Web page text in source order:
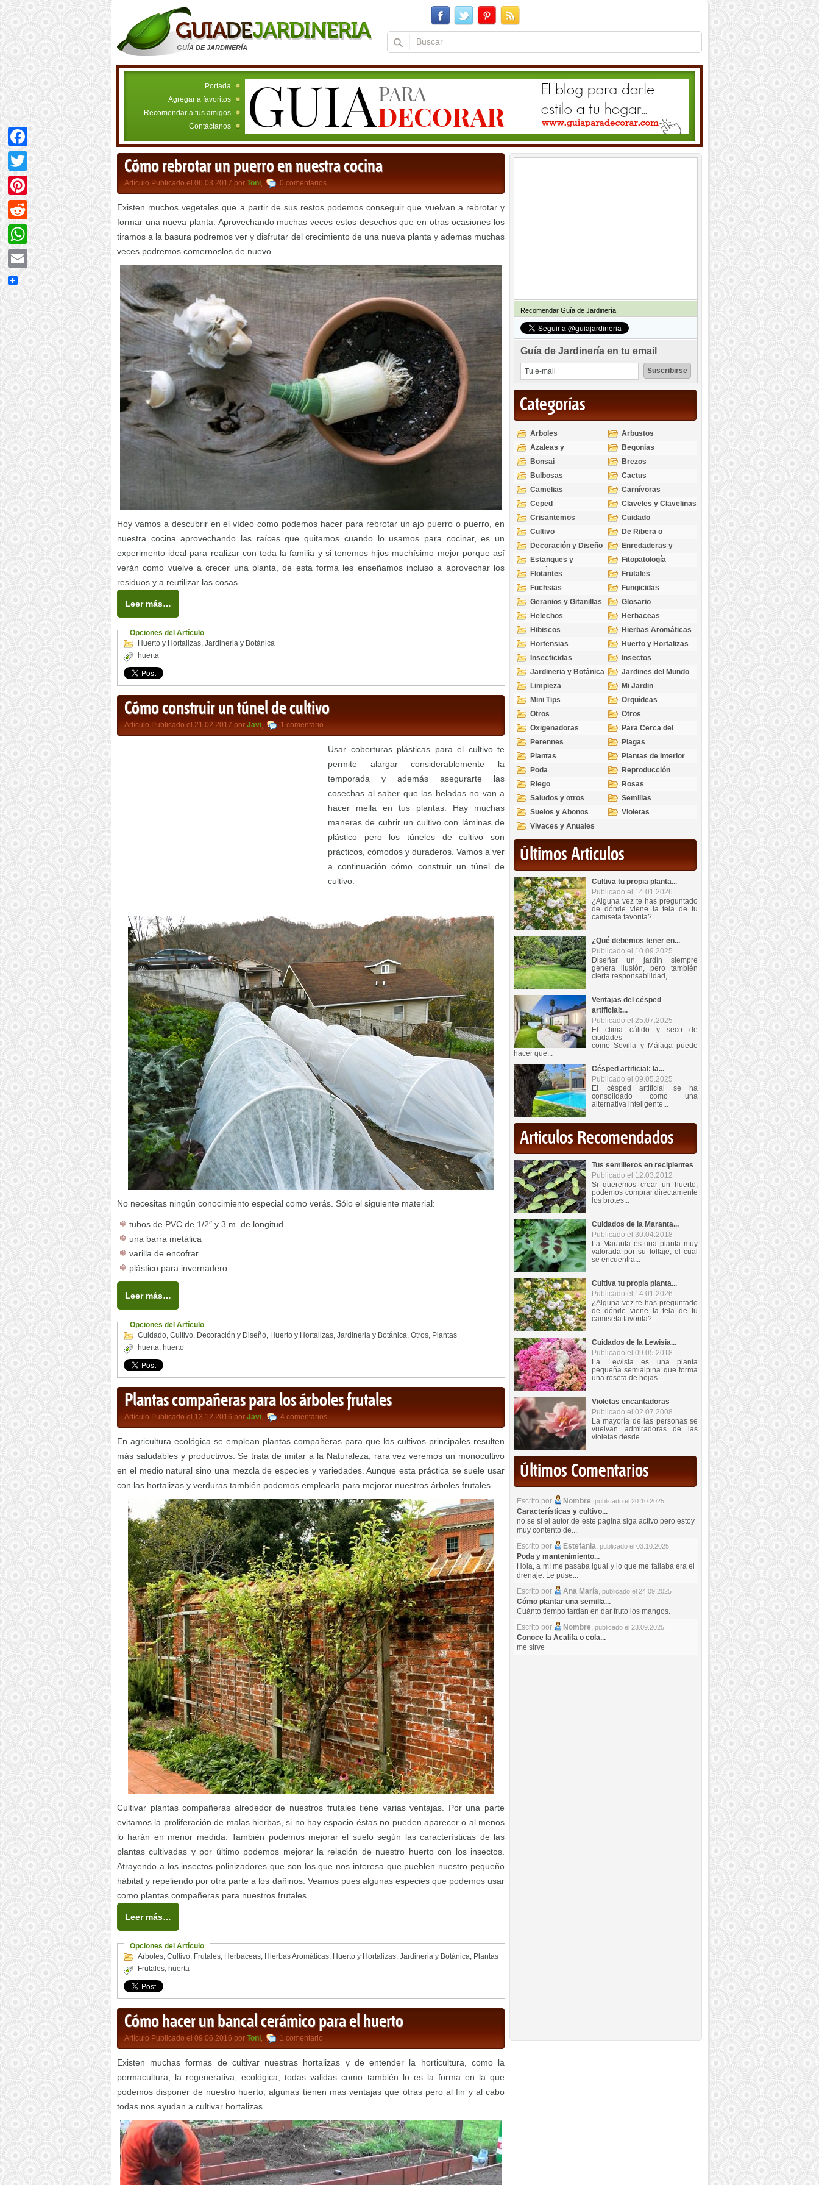
GUÍA DE JARDINERÍA
Portada
Agregar a favoritos
Recomendar a tus amigos
Contáctanos
Cómo rebrotar un puerro en nuestra cocina
Artículo Publicado el 06.03.2017 por Toni, 0 comentarios
Existen muchos vegetales que a partir de sus restos podemos conseguir que vuelvan a rebrotar y
formar una nueva planta. Aprovechando muchas veces estos desechos que en otras ocasiones los
tiramos a la basura podremos ver y disfrutar del crecimiento de una nueva planta y ademas muchas
veces podremos comernoslos de nuevo.
Hoy vamos a descubrir en el vídeo como podemos hacer para rebrotar un ajo puerro o puerro, en
nuestra cocina aprovechando las raíces que quitamos cuando lo usamos para cocinar, es un
experimento ideal para realizar con toda la familia y si tenemos hijos muchísimo mejor porque así
verán como vuelve a crecer una planta, de esta forma les enseñamos incluso a aprovechar los
residuos y a reutilizar las cosas.
Leer más…
Opciones del Artículo
Huerto y Hortalizas, Jardineria y Botánica
huerta
Cómo construir un túnel de cultivo
Artículo Publicado el 21.02.2017 por Javi, 1 comentario
Usar coberturas plásticas para el cultivo te
permite alargar considerablemente la
temporada y además asegurarte las
cosechas al saber que las heladas no van a
hacer mella en tus plantas. Hay muchas
maneras de cubrir un cultivo con láminas de
plástico pero los túneles de cultivo son
prácticos, cómodos y duraderos. Vamos a ver
a continuación cómo construir un túnel de
cultivo.
No necesitas ningún conocimiento especial como verás. Sólo el siguiente material:
tubos de PVC de 1/2″ y 3 m. de longitud
una barra metálica
varilla de encofrar
plástico para invernadero
Leer más…
Opciones del Artículo
Cuidado, Cultivo, Decoración y Diseño, Huerto y Hortalizas, Jardineria y Botánica, Otros, Plantas
huerta, huerto
Plantas compañeras para los árboles frutales
Artículo Publicado el 13.12.2016 por Javi, 4 comentarios
En agricultura ecológica se emplean plantas compañeras para que los cultivos principales resulten
más saludables y productivos. Se trata de imitar a la Naturaleza, rara vez veremos un monocultivo
en el medio natural sino una mezcla de especies y variedades. Aunque esta práctica se suele usar
con las hortalizas y verduras también podemos emplearla para mejorar nuestros árboles frutales.
Cultivar plantas compañeras alrededor de nuestros frutales tiene varias ventajas. Por una parte
evitamos la proliferación de malas hierbas, si no hay espacio éstas no pueden aparecer o al menos
lo harán en menor medida. También podemos mejorar el suelo según las características de las
plantas cultivadas y por último podemos mejorar la relación de nuestro huerto con los insectos.
Atrayendo a los insectos polinizadores que son los que nos interesa que pueblen nuestro pequeño
hábitat y repeliendo por otra parte a los dañinos. Veamos pues algunas especies que podemos usar
como plantas compañeras para nuestros frutales.
Leer más…
Opciones del Artículo
Arboles, Cultivo, Frutales, Herbaceas, Hierbas Aromáticas, Huerto y Hortalizas, Jardineria y Botánica, Plantas
Frutales, huerta
Cómo hacer un bancal cerámico para el huerto
Artículo Publicado el 09.06.2016 por Toni, 1 comentario
Existen muchas formas de cultivar nuestras hortalizas y de entender la horticultura, como la
permacultura, la regenerativa, ecológica, todas validas como también lo es la forma en la que
podemos disponer de nuestro huerto, algunas tienen mas ventajas que otras pero al fin y al cabo
todas nos ayudan a cultivar hortalizas.
Recomendar Guía de Jardinería
Guía de Jardinería en tu email
Categorías
Arboles
Arbustos
Azaleas y
Rododendros
Begonias
Bonsai
Brezos
Bulbosas
Cactus
Camelias
Carnívoras
Ceped
Claveles y Clavelinas
Crisantemos
Cuidado
Cultivo
De Ribera o
Palustres
Decoración y Diseño
Enredaderas y
cubresuelos
Estanques y
Acuáticas
Fitopatología
Flotantes
Frutales
Fuchsias
Fungicidas
Geranios y Gitanillas
Glosario
Helechos
Herbaceas
Hibiscos
Hierbas Aromáticas
Hortensias
Huerto y Hortalizas
Insecticidas
Insectos
Jardineria y Botánica
Jardines del Mundo
Limpieza
Mi Jardin
Mini Tips
Orquídeas
Otros
Otros
Oxigenadoras
Para Cerca del
Estanque
Perennes
Plagas
Plantas
Plantas de Interior
Poda
Reproducción
Riego
Rosas
Saludos y otros
temas
Semillas
Suelos y Abonos
Violetas
Vivaces y Anuales
Últimos Articulos
Cultiva tu propia planta...
Publicado el 14.01.2026
¿Alguna vez te has preguntado
de dónde viene la tela de tu
camiseta favorita?...
¿Qué debemos tener en...
Publicado el 10.09.2025
Diseñar un jardín siempre
genera ilusión, pero también
cierta responsabilidad,...
Ventajas del césped
artificial:...
Publicado el 25.07.2025
El clima cálido y seco de
ciudades
como Sevilla y Málaga puede
hacer que...
Césped artificial: la...
Publicado el 09.05.2025
El césped artificial se ha
consolidado como una
alternativa inteligente...
Articulos Recomendados
Tus semilleros en recipientes
Publicado el 12.03.2012
Si queremos crear un huerto,
podemos comprar directamente
los brotes...
Cuidados de la Maranta...
Publicado el 30.04.2018
La Maranta es una planta muy
valorada por su follaje, el cual
se encuentra...
Cultiva tu propia planta...
Publicado el 14.01.2026
¿Alguna vez te has preguntado
de dónde viene la tela de tu
camiseta favorita?...
Cuidados de la Lewisia...
Publicado el 09.05.2018
La Lewisia es una planta
pequeña semialpina que forma
una roseta de hojas...
Violetas encantadoras
Publicado el 02.07.2008
La mayoría de las personas se
vuelvan admiradoras de las
violetas desde...
Últimos Comentarios
Escrito por Nombre, publicado el 20.10.2025
Características y cultivo...
no se si el autor de este pagina siga activo pero estoy
muy contento de...
Escrito por
Estefania, publicado el 03.10.2025
Poda y mantenimiento...
Hola, a mí me pasaba igual y lo que me fallaba era el
drenaje. Le puse...
Escrito por
Ana María, publicado el 24.09.2025
Cómo plantar una semilla...
Cuánto tiempo tardan en dar fruto los mangos.
Escrito por
Nombre, publicado el 23.09.2025
Conoce la Acalifa o cola...
me sirve
Facebook
Twitter
Pinterest
Reddit
WhatsApp
Email